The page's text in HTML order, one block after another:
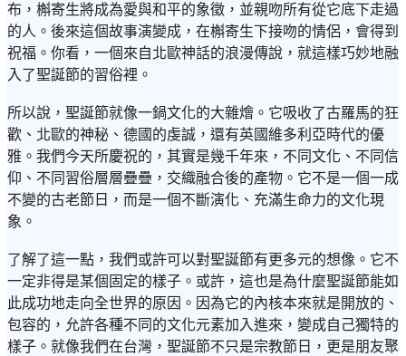
布，槲寄生將成為愛與和平的象徵，並親吻所有從它底下走過
的人。後來這個故事演變成，在槲寄生下接吻的情侶，會得到
祝福。你看，一個來自北歐神話的浪漫傳說，就這樣巧妙地融
入了聖誕節的習俗裡。
所以說，聖誕節就像一鍋文化的大雜燴。它吸收了古羅馬的狂
歡、北歐的神秘、德國的虔誠，還有英國維多利亞時代的優
雅。我們今天所慶祝的，其實是幾千年來，不同文化、不同信
仰、不同習俗層層疊疊，交織融合後的產物。它不是一個一成
不變的古老節日，而是一個不斷演化、充滿生命力的文化現
象。
了解了這一點，我們或許可以對聖誕節有更多元的想像。它不
一定非得是某個固定的樣子。或許，這也是為什麼聖誕節能如
此成功地走向全世界的原因。因為它的內核本來就是開放的、
包容的，允許各種不同的文化元素加入進來，變成自己獨特的
樣子。就像我們在台灣，聖誕節不只是宗教節日，更是朋友聚